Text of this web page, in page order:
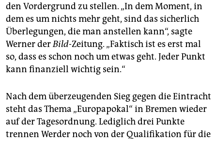
den Vordergrund zu stellen. „In dem Moment, in
dem es um nichts mehr geht, sind das sicherlich
Überlegungen, die man anstellen kann“, sagte
Werner derBild-Zeitung. „Faktisch ist es erst mal
so, dass es schon noch um etwas geht. Jeder Punkt
kann finanziell wichtig sein.“
Nach dem überzeugenden Sieg gegen die Eintracht
steht das Thema „Europapokal“ in Bremen wieder
auf der Tagesordnung. Lediglich drei Punkte
trennen Werder noch von der Qualifikation für die